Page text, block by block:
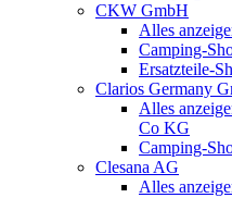
CKW GmbH
Alles
Camping-
Ersatzteile-
Clarios Germany
Alles
Co KG
Camping-
Clesana AG
Alles